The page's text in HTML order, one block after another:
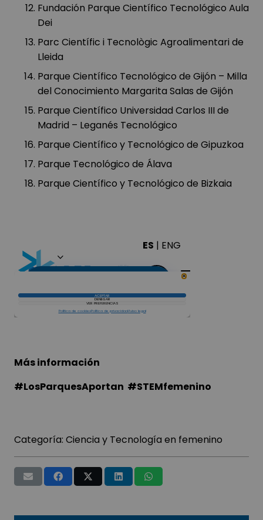
Fundación Parque Científico Tecnológico Aula
Dei
Parc Científic i Tecnològic Agroalimentari de
Lleida
Parque Científico Tecnológico de Gijón – Milla
del Conocimiento Margarita Salas de Gijón
Parque Científico Universidad Carlos III de
Madrid – Leganés Tecnológico
Parque Científico y Tecnológico de Gipuzkoa
Parque Tecnológico de Álava
Parque Científico y Tecnológico de Bizkaia
Más información
#LosParquesAportan #STEMfemenino
Categoría: Ciencia y Tecnología en femenino